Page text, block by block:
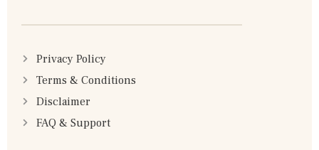
Privacy Policy
Terms & Conditions
Disclaimer
FAQ & Support